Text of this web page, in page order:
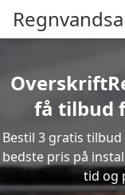
få tilbud
Bestil 3 gratis
bedste pris på
tid og